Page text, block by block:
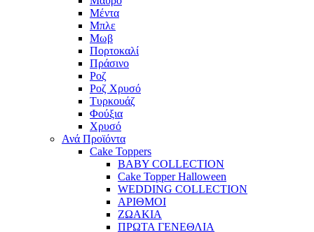
Μέντα
Μπλε
Μωβ
Πορτοκαλί
Πράσινο
Ροζ
Ροζ Χρυσό
Τυρκουάζ
Φούξια
Χρυσό
Ανά Προϊόντα
Cake Toppers
BABY COLLECTION
Cake Topper Halloween
WEDDING COLLECTION
ΑΡΙΘΜΟΙ
ΖΩΑΚΙΑ
ΠΡΩΤΑ ΓΕΝΕΘΛΙΑ